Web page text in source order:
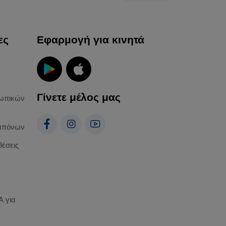
για
Εφαρμογή για κινητά
Γίνετε μέλος μας